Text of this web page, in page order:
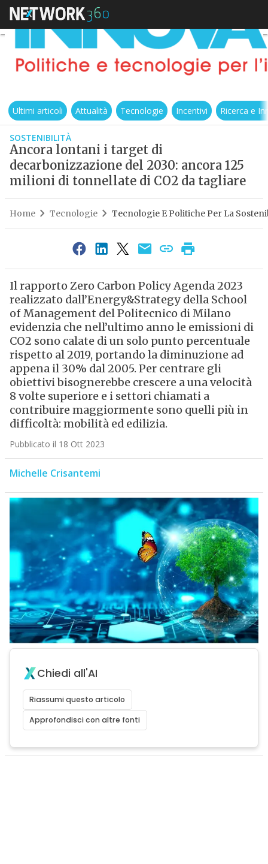
Ultimi articoli Attualità Tecnologie Incentivi Ricerca e
SOSTENIBILITÀ
Ancora lontani i target di
decarbonizzazione del 2030: ancora 125
milioni di tonnellate di CO2 da tagliare
Home Tecnologie Tecnologie E Politiche Per La
Il rapporto Zero Carbon Policy Agenda 2023
realizzato dall’Energy&Strategy della School
of Management del Politecnico di Milano
evidenzia che nell’ultimo anno le emissioni di
CO2 sono calate di un solo punto percentuale
rispetto al 2019, portando la diminuzione ad
appena il 30% dal 2005. Per centrare gli
obiettivi bisognerebbe crescere a una velocità
8 volte superiore e i settori chiamati a
contribuire maggiormente sono quelli più in
difficoltà: mobilità ed edilizia.
Pubblicato il 18 Ott 2023
Michelle Crisantemi
Chiedi all'AI
Riassumi questo articolo
Approfondisci con altre fonti